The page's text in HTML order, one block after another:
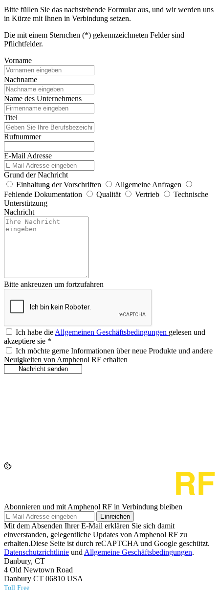
Bitte füllen Sie das nachstehende Formular aus, und wir werden uns
in Kürze mit Ihnen in Verbindung setzen.
Die mit einem Sternchen (*) gekennzeichneten Felder sind
Pflichtfelder.
Vorname
Nachname
Name des Unternehmens
Titel
Rufnummer
E-Mail Adresse
Grund der Nachricht
Einhaltung der Vorschriften
Allgemeine Anfragen
Fehlende Dokumentation
Qualität Vertrieb
Technische
Unterstützung
Nachricht
Bitte ankreuzen um fortzufahren
Ich habe die Allgemeinen Geschäftsbedingungen gelesen und
akzeptiere sie *
Ich möchte gerne Informationen über neue Produkte und andere
Neuigkeiten von Amphenol RF erhalten
Abonnieren und mit Amphenol RF in Verbindung bleiben
Einreichen
Mit dem Absenden Ihrer E-Mail erklären Sie sich damit
einverstanden, gelegentliche Updates von Amphenol RF zu
erhalten.Diese Seite ist durch reCAPTCHA und Google geschützt.
Datenschutzrichtlinie und Allgemeine Geschäftsbedingungen.
Danbury, CT
4 Old Newtown Road
Danbury CT 06810 USA
Toll Free